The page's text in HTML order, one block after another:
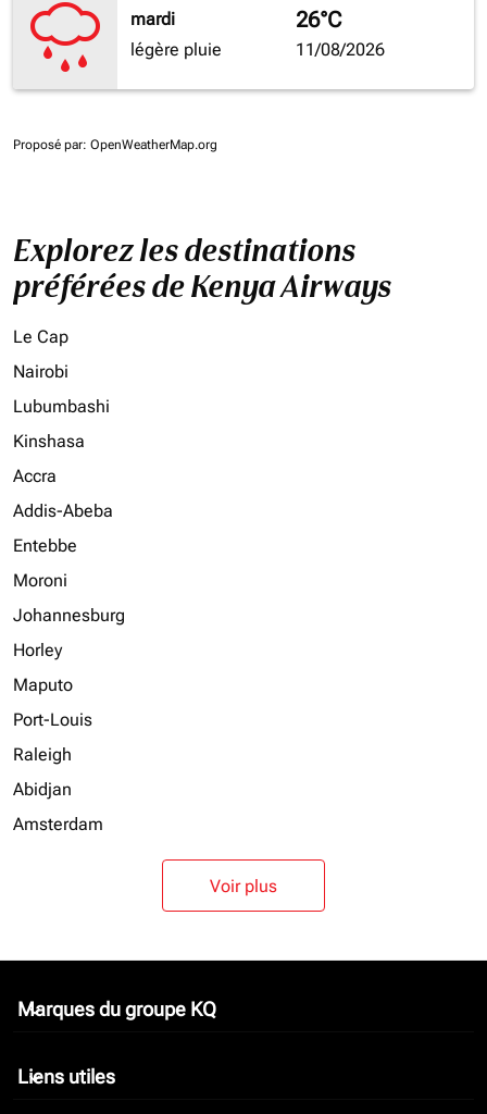
mardi
légère pluie
26°C
11/08/2026
Proposé par: OpenWeatherMap.org
Explorez les destinations
préférées de Kenya Airways
Le Cap
Nairobi
Lubumbashi
Kinshasa
Accra
Addis-Abeba
Entebbe
Moroni
Johannesburg
Horley
Maputo
Port-Louis
Raleigh
Abidjan
Amsterdam
Voir plus
Marques du groupe KQ
keyboard_arrow_down
Liens utiles
keyboard_arrow_down